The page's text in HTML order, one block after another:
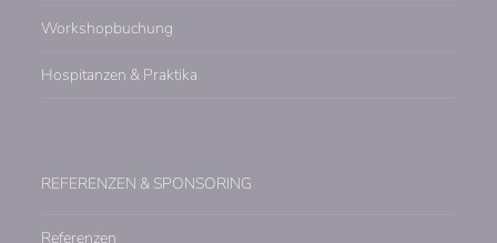
Workshopbuchung
Hospitanzen & Praktika
REFERENZEN & SPONSORING
Referenzen